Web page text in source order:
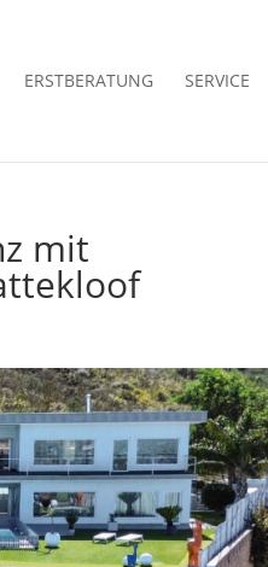
ERSTBERATUNG SERVICE
mit